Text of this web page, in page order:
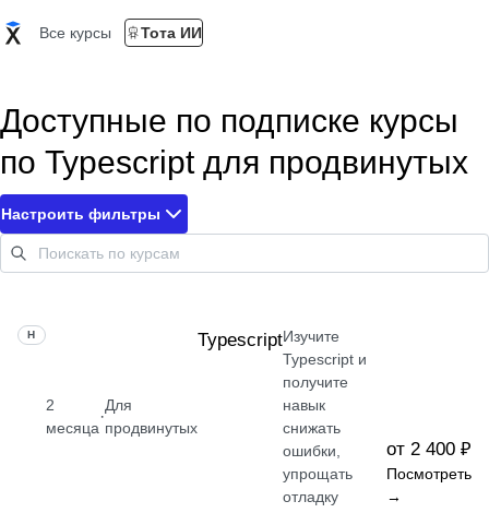
Все курсы Тота ИИ
Доступные по подписке курсы
по Typescript для продвинутых
Настроить фильтры
НАВЫК
2
месяца
·
Для
продвинутых
TypescriptИзучите
Typescript и
получите
навык
снижать
ошибки,
упрощать
отладку
от 2 400 ₽
Посмотреть
→